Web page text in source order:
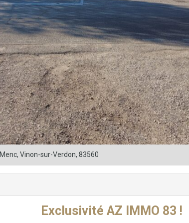
Vinon-sur-Verdon, 83560
Exclusivité AZ IMMO 83 !